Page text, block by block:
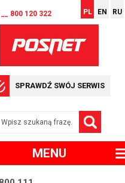
__ 800 120 322 PL EN RU
SPRAWDŹ SWÓJ SERWIS
MENU